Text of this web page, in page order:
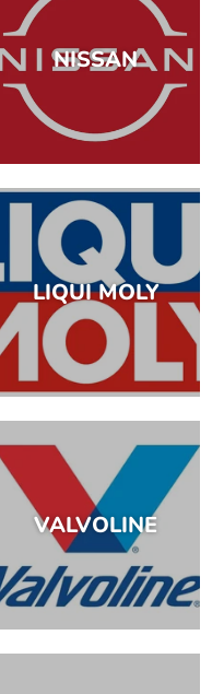
NISSAN
LIQUI MOLY
VALVOLINE